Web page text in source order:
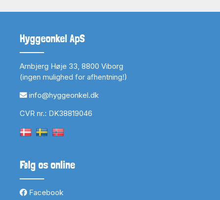
Hyggeonkel ApS
Arnbjerg Høje 33, 8800 Viborg
(ingen mulighed for afhentning!)
info@hyggeonkel.dk
CVR nr.: DK38819046
Følg os online
Facebook